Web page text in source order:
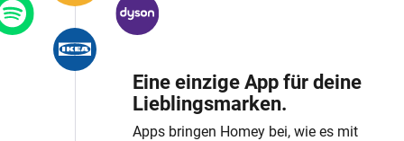
Eine einzige App für deine
Lieblingsmarken.
Apps bringen Homey bei, wie es mit